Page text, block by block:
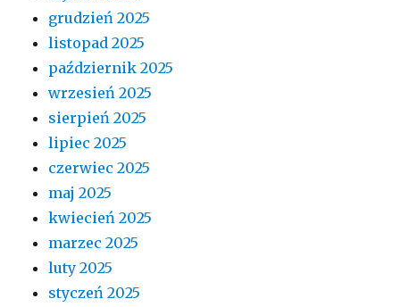
grudzień 2025
listopad 2025
październik 2025
wrzesień 2025
sierpień 2025
lipiec 2025
czerwiec 2025
maj 2025
kwiecień 2025
marzec 2025
luty 2025
styczeń 2025